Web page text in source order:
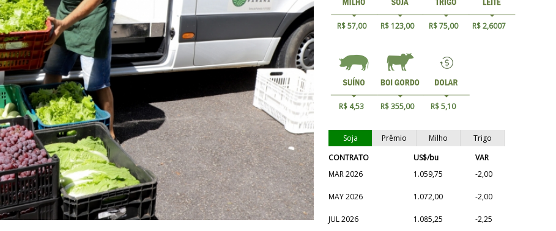
R$ 57,00 R$ 123,00 R$ 75,00 R$ 2,6007
R$ 4,53 R$ 355,00 R$ 5,10
Soja Prêmio Milho
Trigo
CONTRATO
US$/bu
VAR
MAR 2026
1.059,75 -2,00
MAY 2026 1.072,00 -2,00
JUL 2026 1.085,25 -2,25